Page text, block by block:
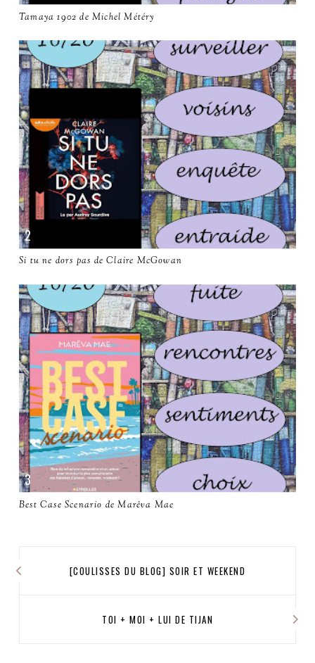
Tamaya 1902 de Michel Météry
Si tu ne dors pas de Claire McGowan
Best Case Scenario de Marêva Mae
[COULISSES DU BLOG] SOIR ET WEEKEND
TOI + MOI + LUI DE TIJAN